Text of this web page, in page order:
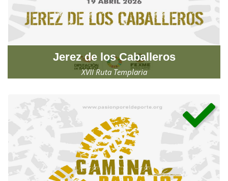
Jerez de los Caballeros
XVII Ruta Templaria